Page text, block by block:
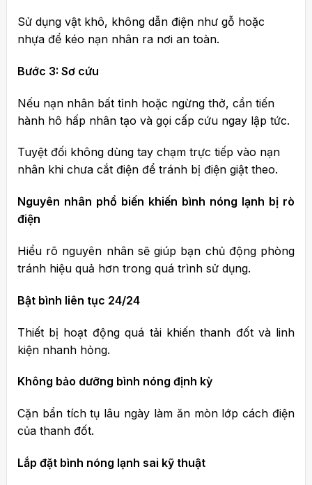
Sử dụng vật khô, không dẫn điện như gỗ hoặc
nhựa để kéo nạn nhân ra nơi an toàn.
Bước 3: Sơ cứu
Nếu nạn nhân bất tỉnh hoặc ngừng thở, cần tiến
hành hô hấp nhân tạo và gọi cấp cứu ngay lập tức.
Tuyệt đối không dùng tay chạm trực tiếp vào nạn
nhân khi chưa cắt điện để tránh bị điện giật theo.
Nguyên nhân phổ biến khiến bình nóng lạnh bị rò
điện
Hiểu rõ nguyên nhân sẽ giúp bạn chủ động phòng
tránh hiệu quả hơn trong quá trình sử dụng.
Bật bình liên tục 24/24
Thiết bị hoạt động quá tải khiến thanh đốt và linh
kiện nhanh hỏng.
Không bảo dưỡng bình nóng định kỳ
Cặn bẩn tích tụ lâu ngày làm ăn mòn lớp cách điện
của thanh đốt.
Lắp đặt bình nóng lạnh sai kỹ thuật